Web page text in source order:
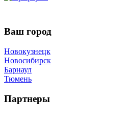
Ваш город
Новокузнецк
Новосибирск
Барнаул
Тюмень
Партнеры